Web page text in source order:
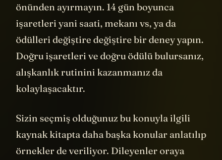
önünden ayırmayın. 14 gün boyunca
işaretleri yani saati, mekanı vs, ya da
ödülleri değiştire değiştire bir deney yapın.
Doğru işaretleri ve doğru ödülü bulursanız,
alışkanlık rutinini kazanmanız da
kolaylaşacaktır.
Sizin seçmiş olduğunuz bu konuyla ilgili
kaynak kitapta daha başka konular anlatılıp
örnekler de veriliyor. Dileyenler oraya